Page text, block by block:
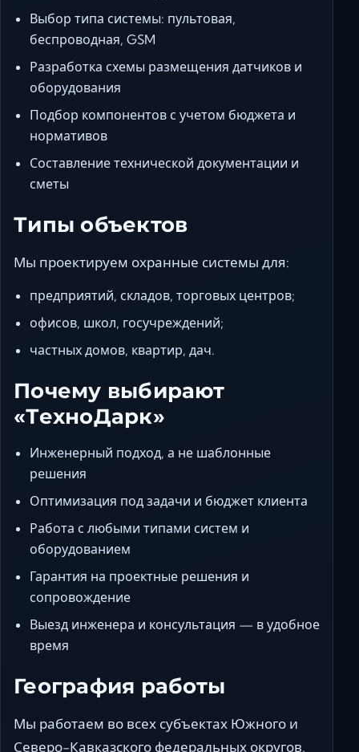
Выбор типа системы: пультовая,
беспроводная, GSM
Разработка схемы размещения датчиков и
оборудования
Подбор компонентов с учетом бюджета и
нормативов
Составление технической документации и
сметы
Типы объектов
Мы проектируем охранные системы для:
предприятий, складов, торговых центров;
офисов, школ, госучреждений;
частных домов, квартир, дач.
Почему выбирают
«ТехноДарк»
Инженерный подход, а не шаблонные
решения
Оптимизация под задачи и бюджет клиента
Работа с любыми типами систем и
оборудованием
Гарантия на проектные решения и
сопровождение
Выезд инженера и консультация — в удобное
время
География работы
Мы работаем во всех субъектах Южного и
Северо-Кавказского федеральных округов.